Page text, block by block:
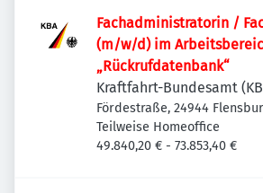
Fachadministratorin /
(m/w/d) im
„Rückrufdatenbank“
Kraftfahrt-Bundesamt
Fördestraße, 24944
Deutschland
Teilweise Homeoffice
49.840,20 € - 73.853,40 €